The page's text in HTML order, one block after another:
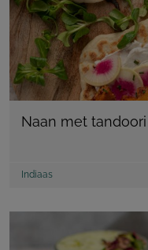
Naan met
Indiaas